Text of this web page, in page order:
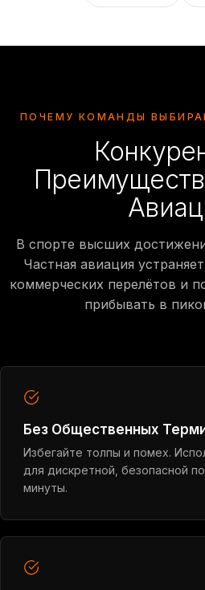
ПОЧЕМУ КОМАНДЫ
В спорте высших
Частная авиация
коммерческих перелётов и
прибывать в
Без Общественных
Избегайте толпы и помех.
для дискретной, безопасной
минуты.